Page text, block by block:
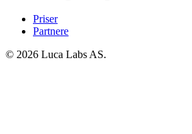
Priser
Partnere
© 2026 Luca Labs AS.